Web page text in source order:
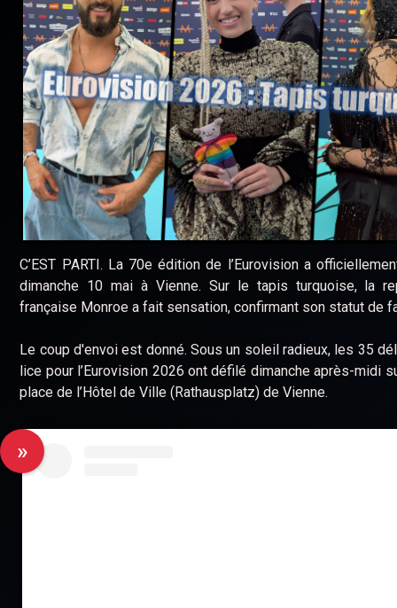
C’EST PARTI. La 70e édition de l’Eurovision a
dimanche 10 mai à Vienne. Sur le tapis turquoise, la
française Monroe a fait sensation, confirmant son statut de
Le coup d'envoi est donné. Sous un soleil radieux, les 35
lice pour l’Eurovision 2026 ont défilé dimanche après-midi
place de l’Hôtel de Ville (Rathausplatz) de Vienne.